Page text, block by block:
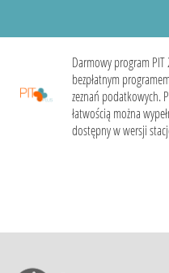
Darmowy program PIT
bezpłatnym
zeznań podatkowych.
łatwością można
dostępny w wersji